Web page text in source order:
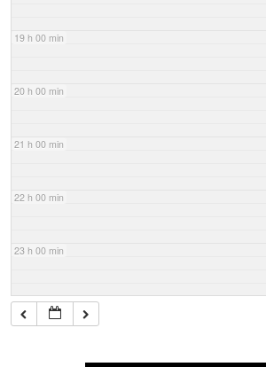
19 h 00 min
20 h 00 min
21 h 00 min
22 h 00 min
23 h 00 min